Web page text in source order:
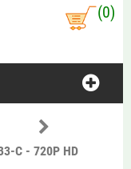
(0)
C - 720P HD